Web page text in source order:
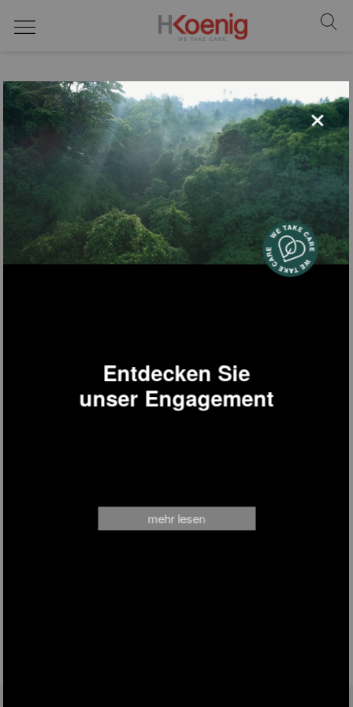
×
Entdecken Sie
unser Engagement
mehr lesen
principal
wo finden sie uns?
über unsere Marke